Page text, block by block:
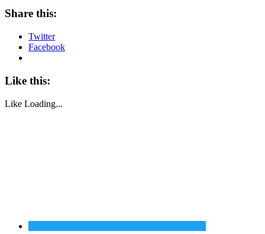
Share this:
Twitter
Facebook
Like this:
Like Loading...